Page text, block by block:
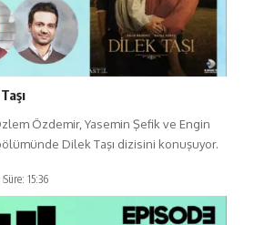
Özdemir, Yasemin Şefik ve Engin
Dilek Taşı dizisini konuşuyor.
Süre: 15:36